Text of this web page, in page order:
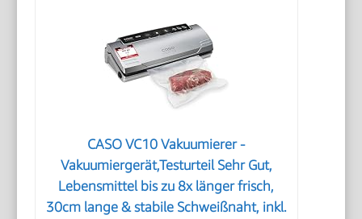
CASO VC10 Vakuumierer -
Vakuumiergerät,Testurteil Sehr Gut,
Lebensmittel bis zu 8x länger frisch,
30cm lange & stabile Schweißnaht, inkl.